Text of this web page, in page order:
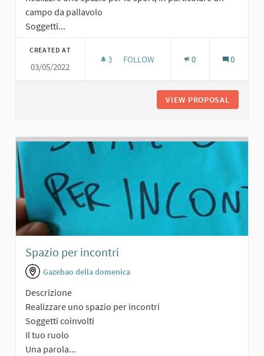
campo da pallavolo
Soggetti...
CREATED AT
03/05/2022
3 3 FOLLOWERS
FOLLOW 0 0
VIEW PROPOSAL
Spazio per incontri
Gazebao della domenica
Descrizione
Realizzare uno spazio per incontri
Soggetti coinvolti
Il tuo ruolo
Una parola...